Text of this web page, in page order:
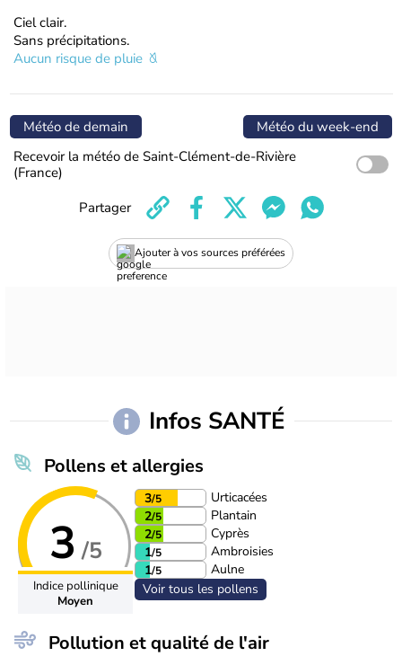
Ciel clair.
Sans précipitations.
Aucun risque de pluie
Météo de demain
Météo du week-end
Recevoir la météo de Saint-Clément-de-Rivière
(France)
Ajouter à vos sources préférées
Partager
Infos SANTÉ
Pollens et allergies
3 /5
Indice pollinique
Moyen
3/5
Urticacées
2/5
Plantain
2/5
Cyprès
1/5
Ambroisies
1/5
Aulne
Voir tous les pollens
Pollution et qualité de l'air